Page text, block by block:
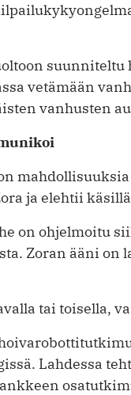
vetämään
vanhusten
ja elehtii
on ohjelmoitu
Zoran ääni
tai toisella,
Lahdessa